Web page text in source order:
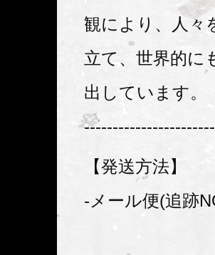
観により、人々
立て、世界的に
出しています。
【発送方法】
-メール便(追跡